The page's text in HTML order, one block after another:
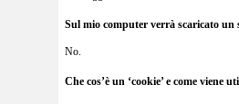
Sul mio computer verrà scaricato un
No.
Che cos’è un ‘cookie’ e come viene